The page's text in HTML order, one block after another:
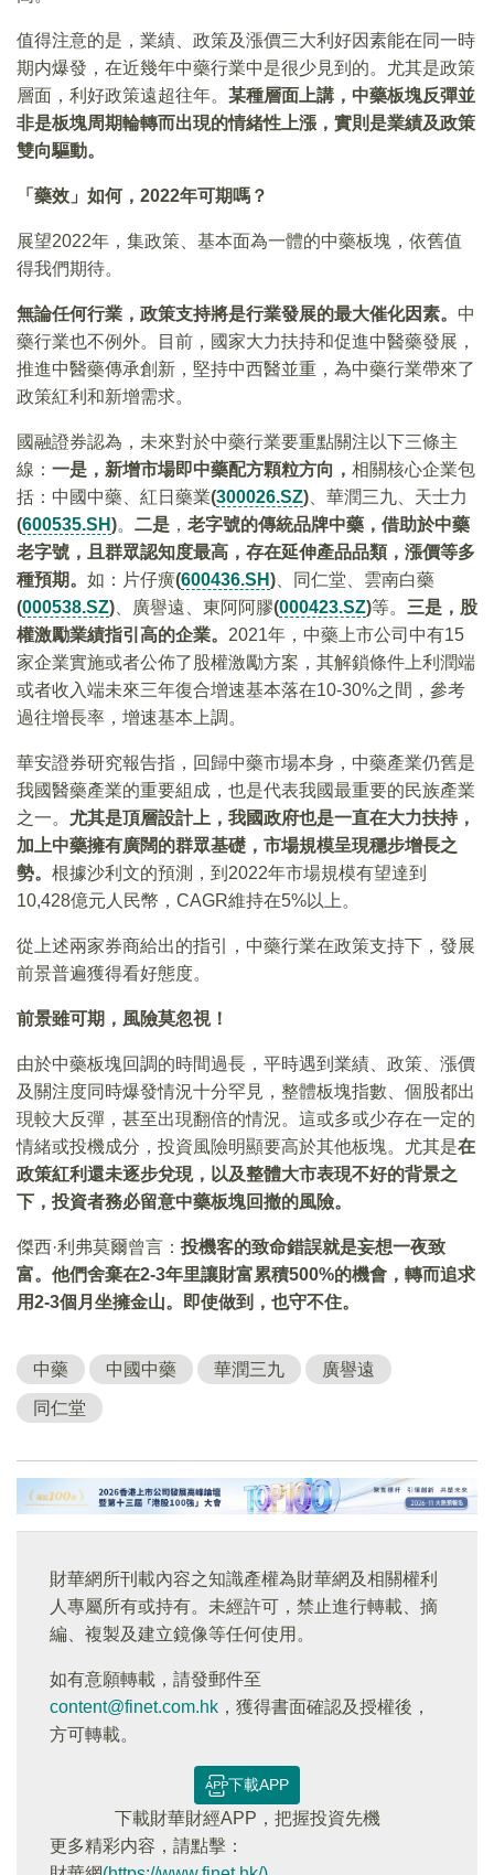
值得注意的是，業績、政策及漲價三大利好因素能在同一時
期内爆發，在近幾年中藥行業中是很少見到的。尤其是政策
層面，利好政策遠超往年。 某種層面上講，中藥板塊反彈並
非是板塊周期輪轉而出現的情緒性上漲，實則是業績及政策
雙向驅動。
「藥效」如何，2022年可期嗎？
展望2022年，集政策、基本面為一體的中藥板塊，依舊值
得我們期待。
無論任何行業，政策支持將是行業發展的最大催化因素。 中
藥行業也不例外。目前，國家大力扶持和促進中醫藥發展，
推進中醫藥傳承創新，堅持中西醫並重，為中藥行業帶來了
政策紅利和新增需求。
國融證券認為，未來對於中藥行業要重點關注以下三條主
線： 一是，新增市場即中藥配方顆粒方向， 相關核心企業包
括：中國中藥、紅日藥業(300026.SZ)、華潤三九、天士力
(600535.SH)。 二是 ， 老字號的傳統品牌中藥，借助於中藥
老字號，且群眾認知度最高，存在延伸產品品類，漲價等多
種預期。 如：片仔癀(600436.SH)、同仁堂、雲南白藥
(000538.SZ)、廣譽遠、東阿阿膠(000423.SZ)等。 三是，股
權激勵業績指引高的企業。 2021年，中藥上市公司中有15
家企業實施或者公佈了股權激勵方案，其解鎖條件上利潤端
或者收入端未來三年復合增速基本落在10-30%之間，參考
過往增長率，增速基本上調。
華安證券研究報告指，回歸中藥市場本身，中藥產業仍舊是
我國醫藥產業的重要組成，也是代表我國最重要的民族產業
之一。 尤其是頂層設計上，我國政府也是一直在大力扶持，
加上中藥擁有廣闊的群眾基礎，市場規模呈現穩步增長之
勢。 根據沙利文的預測，到2022年市場規模有望達到
10,428億元人民幣，CAGR維持在5%以上。
從上述兩家券商給出的指引，中藥行業在政策支持下，發展
前景普遍獲得看好態度。
前景雖可期，風險莫忽視！
由於中藥板塊回調的時間過長，平時遇到業績、政策、漲價
及關注度同時爆發情況十分罕見，整體板塊指數、個股都出
現較大反彈，甚至出現翻倍的情況。這或多或少存在一定的
情緒或投機成分，投資風險明顯要高於其他板塊。尤其是在
政策紅利還未逐步兌現，以及整體大市表現不好的背景之
下，投資者務必留意中藥板塊回撤的風險。
傑西·利弗莫爾曾言： 投機客的致命錯誤就是妄想一夜致
富。他們舍棄在2-3年里讓財富累積500%的機會，轉而追求
用2-3個月坐擁金山。即使做到，也守不住。
中藥 中國中藥 華潤三九 廣譽遠
同仁堂
財華網所刊載內容之知識產權為財華網及相關權利
人專屬所有或持有。未經許可，禁止進行轉載、摘
編、複製及建立鏡像等任何使用。
如有意願轉載，請發郵件至
content@finet.com.hk ，獲得書面確認及授權後，
方可轉載。
下載APP
下載財華財經APP，把握投資先機
更多精彩内容，請點擊：